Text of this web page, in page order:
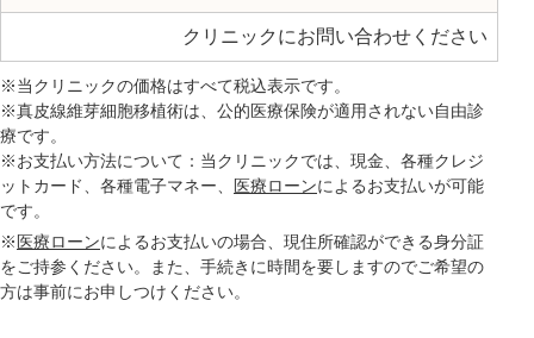
クリニックにお問い合わせください
※当クリニックの価格はすべて税込表示です。
※真皮線維芽細胞移植術は、公的医療保険が適用されない自由診
療です。
※お支払い方法について：当クリニックでは、現金、各種クレジ
ットカード、各種電子マネー、
医療ローンによるお支払いが可能
です。
※ 医療ローンによるお支払いの場合、現住所確認ができる身分証
をご持参ください。また、手続きに時間を要しますのでご希望の
方は事前にお申しつけください。